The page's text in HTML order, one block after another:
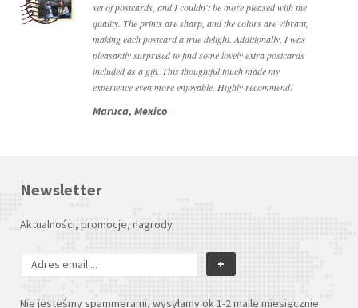
set of postcards, and I couldn't be more pleased with the
quality. The prints are sharp, and the colors are vibrant,
making each postcard a true delight. Additionally, I was
pleasantly surprised to find some lovely extra postcards
included as a gift. This thoughtful touch made my
experience even more enjoyable. Highly recommend!
Maruca, Mexico
Newsletter
Aktualności, promocje, nagrody
+
Nie jesteśmy spammerami, wysyłamy ok 1-2 maile miesięcznie